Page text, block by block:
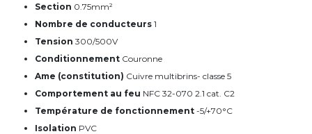
Section 0.75mm²
Nombre de conducteurs 1
Tension 300/500V
Conditionnement Couronne
Ame (constitution) Cuivre multibrins- classe 5
Comportement au feu NFC 32-070 2.1 cat. C2
Température de fonctionnement -5/+70°C
Isolation PVC